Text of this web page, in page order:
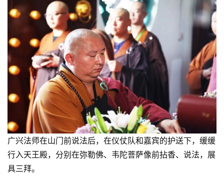
广兴法师在山门前说法后，在仪仗队和嘉宾的护送下，缓缓
行入天王殿，分别在弥勒佛、韦陀菩萨像前拈香、说法，展
具三拜。